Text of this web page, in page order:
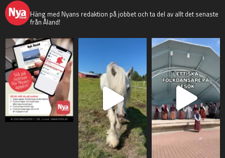
Häng med Nyans redaktion på jobbet och ta del av allt det senaste
från Åland!